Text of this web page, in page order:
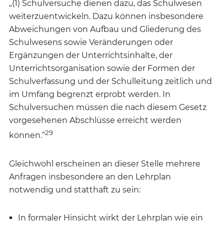
„(1) Schulversuche dienen dazu, das Schulwesen
weiterzuentwickeln. Dazu können insbesondere
Abweichungen von Aufbau und Gliederung des
Schulwesens sowie Veränderungen oder
Ergänzungen der Unterrichtsinhalte, der
Unterrichtsorganisation sowie der Formen der
Schulverfassung und der Schulleitung zeitlich und
im Umfang begrenzt erprobt werden. In
Schulversuchen müssen die nach diesem Gesetz
vorgesehenen Abschlüsse erreicht werden
können.“29
Gleichwohl erscheinen an dieser Stelle mehrere
Anfragen insbesondere an den Lehrplan
notwendig und statthaft zu sein:
In formaler Hinsicht wirkt der Lehrplan wie ein